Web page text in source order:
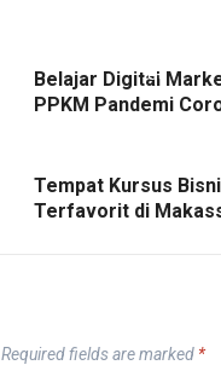
Belajar Digital
PPKM Pandemi
Tempat Kursus
Terfavorit di
Required fields are marked *